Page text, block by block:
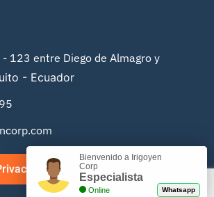
123 entre Diego de Almagro y
- Ecuador
y Cookies
Bienvenido a Irigoyen
Corp
Especialista
Online Whatsapp